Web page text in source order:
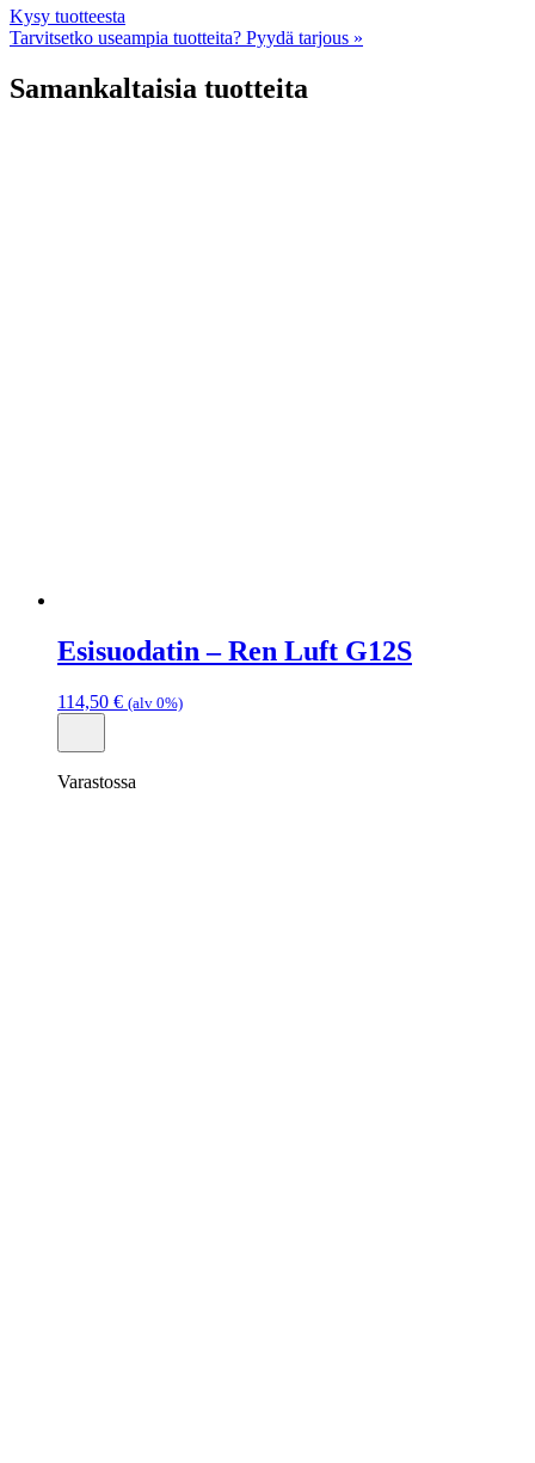
S1,
S2,
S14,
S40
Kysy tuotteesta
Tarvitsetko useampia tuotteita? Pyydä tarjous »
Samankaltaisia tuotteita
Esisuodatin – Ren Luft G12S
114,50 € (alv 0%)
Varastossa